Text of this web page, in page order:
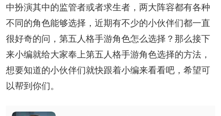
中扮演其中的监管者或者求生者，两大阵容都有各种
不同的角色能够选择，近期有不少的小伙伴们都一直
很好奇的问，第五人格手游角色怎么选择？那么接下
来小编就给大家奉上第五人格手游角色选择的方法，
想要知道的小伙伴们就快跟着小编来看看吧，希望可
以帮到你们。